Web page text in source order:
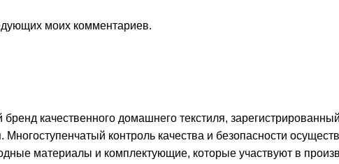
моих комментариев.
качественного домашнего текстиля,
контроль качества и безопасности
материалы и комплектующие, которые участвуют в